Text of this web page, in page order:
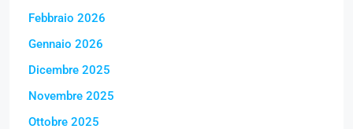
Febbraio 2026
Gennaio 2026
Dicembre 2025
Novembre 2025
Ottobre 2025